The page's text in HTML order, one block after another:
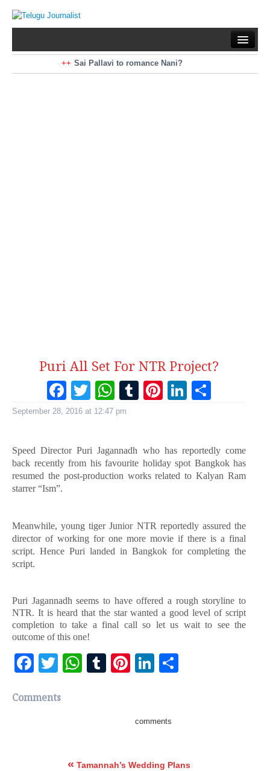
Sai Pallavi to romance Nani?
Kiara Advani to romance Pawan Kalyan
Puri All Set For NTR Project?
Facebook
Twitter
WhatsApp
Tumblr
Pinterest
September 28, 2016 at 12:47 pm
Speed Director Puri Jagannadh who has reportedly come
back recently from his favourite holiday spot Bangkok has
resumed the post-production works related to Kalyan Ram
starrer “Ism”.
Meanwhile, young tiger Junior NTR reportedly assured the
director of working for one more movie if there is a final
script. Hence Puri landed in Bangkok for completing the
script.
Puri Jagannadh seems to have offered a rough storyline to
NTR. It is heard that the star wanted a good level of script
completion to take a final call so let us wait to see the
outcome of this one!
Facebook
Twitter
WhatsApp
Tumblr
Pinterest
LinkedIn
Comments
comments
« Tamannah’s Wedding Plans